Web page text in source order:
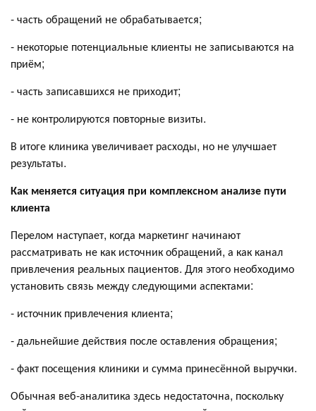
- часть обращений не обрабатывается;
- некоторые потенциальные клиенты не записываются на
приём;
- часть записавшихся не приходит;
- не контролируются повторные визиты.
В итоге клиника увеличивает расходы, но не улучшает
результаты.
Как меняется ситуация при комплексном анализе пути
клиента
Перелом наступает, когда маркетинг начинают
рассматривать не как источник обращений, а как канал
привлечения реальных пациентов. Для этого необходимо
установить связь между следующими аспектами:
- источник привлечения клиента;
- дальнейшие действия после оставления обращения;
- факт посещения клиники и сумма принесённой выручки.
Обычная веб-аналитика здесь недостаточна, поскольку